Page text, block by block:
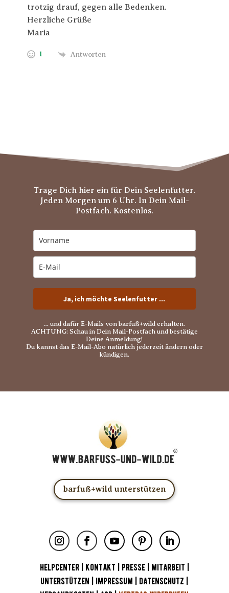
trotzig drauf, gegen alle Bedenken.
Herzliche Grüße
Maria
1 Antworten
Trage Dich hier ein für Dein Seelenfutter.
Jeden Morgen um 6 Uhr. In Dein Mail-
Postfach. Kostenlos.
Ja, ich möchte Seelenfutter ...
… und dafür E-Mails von barfuß+wild erhalten.
ACHTUNG: Schau in Dein Mail-Postfach und bestätige
Deine Anmeldung!
Du kannst das E-Mail-Abo natürlich jederzeit ändern oder
kündigen.
barfuß+wild unterstützen
HELPCENTER| KONTAKT PRESSE| MITARBEIT
UNTERSTÜTZEN
IMPRESSUM DATENSCHUTZ